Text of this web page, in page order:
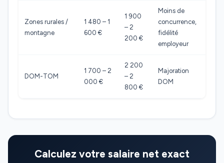
Zones rurales /
montagne
1 480 – 1
600 €
1 900
– 2
200 €
Moins de
concurrence,
fidélité
employeur
DOM-TOM
1 700 – 2
000 €
2 200
– 2
800 €
Majoration
DOM
Calculez votre salaire net exact